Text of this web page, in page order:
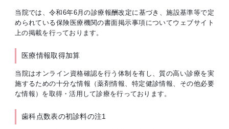
当院では、令和6年6月の診療報酬改定に基づき、施設基準等で定
められている保険医療機関の書面掲示事項についてウェブサイト
上の掲載を行っております。
医療情報取得加算
当院はオンライン資格確認を行う体制を有し、質の高い診療を実
施するための十分な情報（薬剤情報、特定健診情報、その他必要
な情報）を取得・活用して診療を行っております。
歯科点数表の初診料の注1